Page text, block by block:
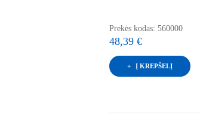
Prekės kodas: 560000
48,39 €
Į KREPŠELĮ